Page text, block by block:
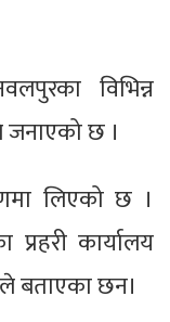
विभिन्न
जनाएको छ ।
लिएको छ ।
कार्यालय
बताएका छन।